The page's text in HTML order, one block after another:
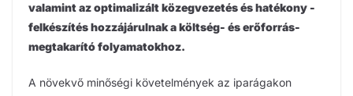
valamint az optimalizált közegvezetés és hatékony -
felkészítés hozzájárulnak a költség- és erőforrás-
megtakarító folyamatokhoz.
A növekvő minőségi követelmények az iparágakon